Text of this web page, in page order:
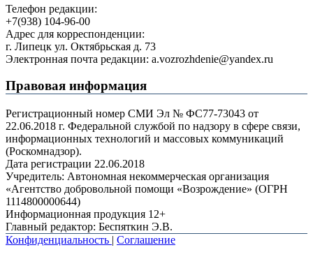
Телефон редакции:
+7(938) 104-96-00
Адрес для корреспонденции:
г. Липецк ул. Октябрьская д. 73
Электронная почта редакции: a.vozrozhdenie@yandex.ru
Правовая информация
Регистрационный номер СМИ Эл № ФС77-73043 от
22.06.2018 г. Федеральной службой по надзору в сфере связи,
информационных технологий и массовых коммуникаций
(Роскомнадзор).
Дата регистрации 22.06.2018
Учредитель: Автономная некоммерческая организация
«Агентство добровольной помощи «Возрождение» (ОГРН
1114800000644)
Информационная продукция 12+
Главный редактор: Беспяткин Э.В.
Конфиденциальность | Соглашение